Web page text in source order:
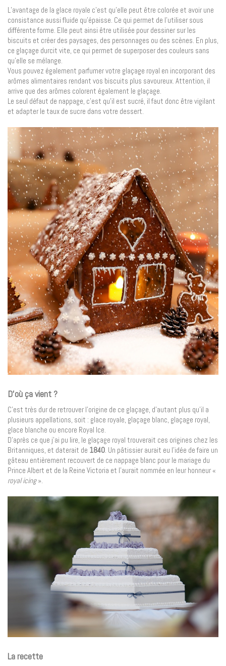
L’avantage de la glace royale c’est qu’elle peut être colorée et avoir une
consistance aussi fluide qu’épaisse. Ce qui permet de l’utiliser sous
différente forme. Elle peut ainsi être utilisée pour dessiner sur les
biscuits et créer des paysages, des personnages ou des scènes. En plus,
ce glaçage durcit vite, ce qui permet de superposer des couleurs sans
qu’elle se mélange.
Vous pouvez également parfumer votre glaçage royal en incorporant des
arômes alimentaires rendant vos biscuits plus savoureux. Attention, il
arrive que des arômes colorent également le glaçage.
Le seul défaut de nappage, c’est qu’il est sucré, il faut donc être vigilant
et adapter le taux de sucre dans votre dessert.
D’où ça vient ?
C’est très dur de retrouver l’origine de ce glaçage, d’autant plus qu’il a
plusieurs appellations, soit : glace royale, glaçage blanc, glaçage royal,
glace blanche ou encore Royal Ice.
D’après ce que j’ai pu lire, le glaçage royal trouverait ces origines chez les
Britanniques, et daterait de 1840. Un pâtissier aurait eu l’idée de faire un
gâteau entièrement recouvert de ce nappage blanc pour le mariage du
Prince Albert et de la Reine Victoria et l’aurait nommée en leur honneur «
royal icing».
La recette